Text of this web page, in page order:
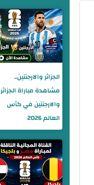
الجزائر والارجنتين..
مشاهدة مباراة الجزائر
والارجنتين في كأس
العالم 2026